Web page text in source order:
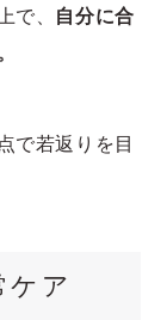
、 自分に合
で若返りを目
ケア